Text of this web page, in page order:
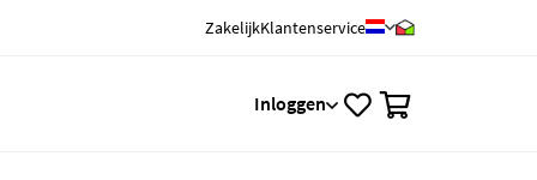
ZakelijkKlantenservice
Inloggen